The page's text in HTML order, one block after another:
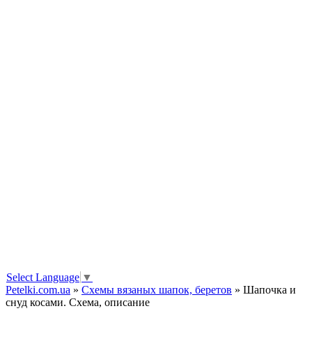
Select Language ▼
Petelki.com.ua » Схемы вязаных шапок, беретов » Шапочка и
снуд косами. Схема, описание